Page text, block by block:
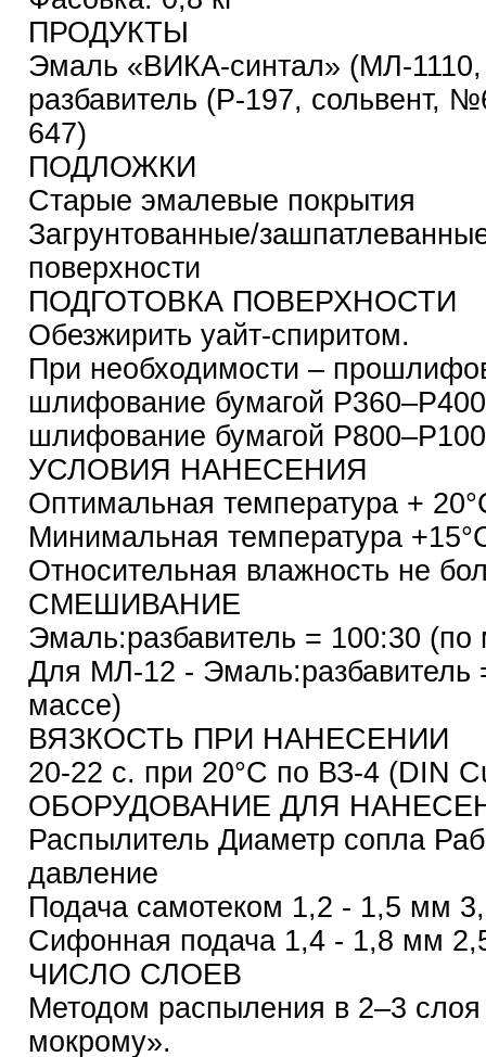
ПРОДУКТЫ
Эмаль «ВИКА-синтал» (МЛ-
разбавитель (Р-197, сольвент,
647)
ПОДЛОЖКИ
Старые эмалевые покрытия
Загрунтованные/
поверхности
ПОДГОТОВКА ПОВЕРХНОСТИ
Обезжирить уайт-спиритом.
При необходимости –
шлифование бумагой
шлифование бумагой
УСЛОВИЯ НАНЕСЕНИЯ
Оптимальная температура +
Минимальная температура
Относительная влажность не
СМЕШИВАНИЕ
Эмаль:разбавитель = 100:30 (по
Для МЛ-12 - Эмаль:разбавитель
массе)
ВЯЗКОСТЬ ПРИ НАНЕСЕНИИ
20-22 с. при 20°С по ВЗ-4 (DIN
ОБОРУДОВАНИЕ ДЛЯ
Распылитель Диаметр сопла
давление
Подача самотеком 1,2 - 1,5 мм
Сифонная подача 1,4 - 1,8 мм
ЧИСЛО СЛОЕВ
Методом распыления в 2–3
мокрому».